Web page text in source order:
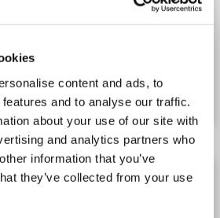
content and ads, to
and to analyse our traffic.
about your use of our site with
and analytics partners who
information that you’ve
they’ve collected from your use
Détails
449-709) (FITC)